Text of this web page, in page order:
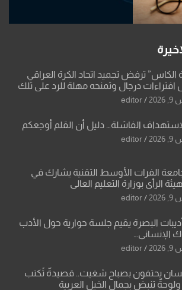
ترفض تجميد اتحاد الكرة العراقي
درجال وتمنحه مهلة للرد على تلك
editor
الفاشلة… دليل أن القلم أوجعكم
editor
الفرات الأوسط التقنية يشارك في
الرأي بوزارة التعليم العالي
editor
البصرة يقيم جلسة حوارية حول الأدب
الإنساني…
editor
يحتفون بصباح شغيت.. قصيدةٌ تُكتب
ولوحةٌ تنبض بجمال الخيل العربية